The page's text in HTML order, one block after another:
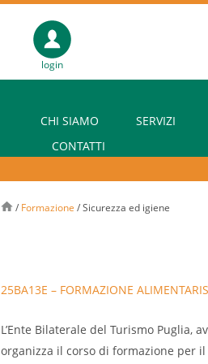
login
CHI SIAMO SERVIZI
CONTATTI
/ Formazione /Sicurezza ed igiene
25BA13E – FORMAZIONE
L’Ente Bilaterale del Turismo Puglia,
organizza il corso di formazione per